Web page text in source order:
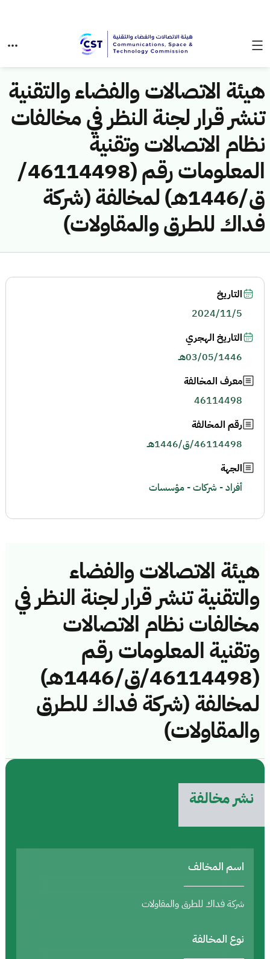
هيئة الاتصالات والفضاء والتقنية
تنشر قرار لجنة النظر في مخالفات
نظام الاتصالات وتقنية
المعلومات رقم (46114498/
ق/1446هـ) لمخالفة (شركة
فداك للطرق والمقاولات)
هيئة الاتصالات والفضاء
والتقنية تنشر قرار لجنة النظر في
مخالفات نظام الاتصالات
وتقنية المعلومات رقم
(46114498/ق/1446هـ)
لمخالفة (شركة فداك للطرق
والمقاولات)
نشر مخالفة
اسم المخالف
شركة فداك للطرق والمقاولات
نوع المخالفة
التاريخ
2024/11/5
التاريخ الهجري
03/05/1446هـ
معرف المخالفة
46114498
رقم المخالفة
46114498/ق/1446هـ
الجهة
أفراد - شركات - مؤسسات